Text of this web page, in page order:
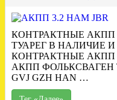
КОНТРАКТНЫЕ АКПП
ТУАРЕГ В НАЛИЧИЕ И
КОНТРАКТНЫЕ АКПП
АКПП ФОЛЬКСВАГЕН
GVJ GZH HAN …